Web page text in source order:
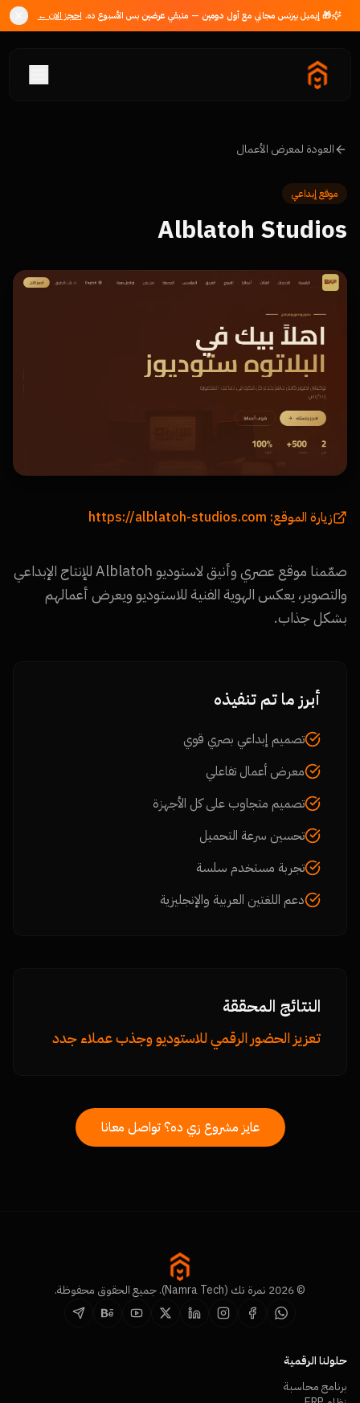
🎁 إيميل بيزنس مجاني معأول دومين — متبقي عرضينبس الأسبوع ده. احجز الان ←
العودة لمعرض الأعمال
موقع إبداعي
Alblatoh Studios
زيارة الموقع: https://alblatoh-studios.com
صمّمنا موقع عصري وأنيق لاستوديو Alblatoh للإنتاج الإبداعي
والتصوير، يعكس الهوية الفنية للاستوديو ويعرض أعمالهم
بشكل جذاب.
أبرز ما تم تنفيذه
تصميم إبداعي بصري قوي
معرض أعمال تفاعلي
تصميم متجاوب على كل الأجهزة
تحسين سرعة التحميل
تجربة مستخدم سلسة
دعم اللغتين العربية والإنجليزية
النتائج المحققة
تعزيز الحضور الرقمي للاستوديو وجذب عملاء جدد
عايز مشروع زي ده؟ تواصل معانا
© 2026 نمرة تك (Namra Tech). جميع الحقوق محفوظة.
حلولنا الرقمية
برنامج محاسبة